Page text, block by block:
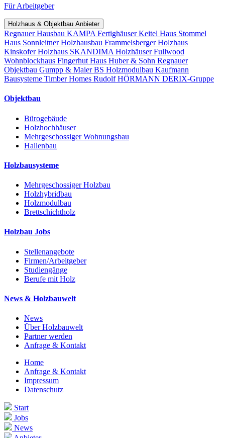
Für Arbeitgeber
Holzhaus & Objektbau Anbieter
Regnauer Hausbau KAMPA FertighäuserKeitel Haus Stommel
Haus Sonnleitner Holzhausbau Frammelsberger Holzhaus
Kinskofer Holzhaus SKANDIMA HolzhäuserFullwood
Wohnblockhaus Fingerhut Haus Huber & Sohn Regnauer
Objektbau Gumpp & MaierBS Holzmodulbau Kaufmann
Bausysteme Timber Homes Rudolf HÖRMANN DERIX-Gruppe
Objektbau
Bürogebäude
Holzhochhäuser
Mehrgeschossiger Wohnungsbau
Hallenbau
Holzbausysteme
Mehrgeschossiger Holzbau
Holzhybridbau
Holzmodulbau
Brettschichtholz
Holzbau Jobs
Stellenangebote
Firmen/Arbeitgeber
Studiengänge
Berufe mit Holz
News & Holzbauwelt
News
Über Holzbauwelt
Partner werden
Anfrage & Kontakt
Home
Anfrage & Kontakt
Impressum
Datenschutz
Start
Jobs
News